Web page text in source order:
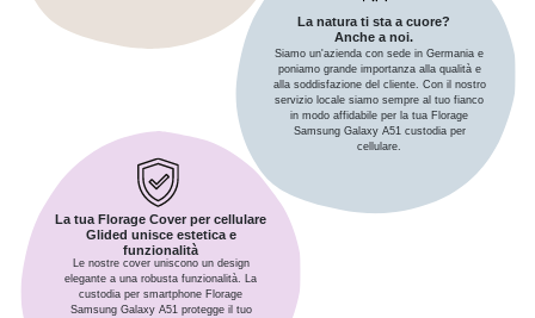
La natura ti sta a cuore?
Anche a noi.
Siamo un'azienda con sede in Germania e
poniamo grande importanza alla qualità e
alla soddisfazione del cliente. Con il nostro
servizio locale siamo sempre al tuo fianco
in modo affidabile per la tua Florage
Samsung Galaxy A51 custodia per
cellulare.
La tua Florage Cover per cellulare
Glided unisce estetica e
funzionalità
Le nostre cover uniscono un design
elegante a una robusta funzionalità. La
custodia per smartphone Florage
Samsung Galaxy A51 protegge il tuo